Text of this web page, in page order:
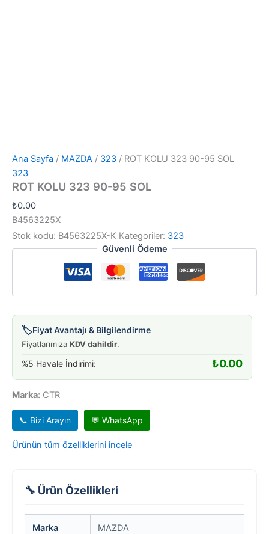
Ana Sayfa / MAZDA / 323 / ROT KOLU 323 90-95 SOL
323
ROT KOLU 323 90-95 SOL
₺0.00
B4563225X
Stok kodu: B4563225X-K Kategoriler: 323
Güvenli Ödeme
🏷️Fiyat Avantajı & Bilgilendirme
Fiyatlarımıza KDV dahildir.
%5 Havale İndirimi: ₺0.00
Marka: CTR
📞 Bizi Arayın 💬 WhatsApp
Ürünün tüm özelliklerini incele
🔧 Ürün Özellikleri
Marka MAZDA